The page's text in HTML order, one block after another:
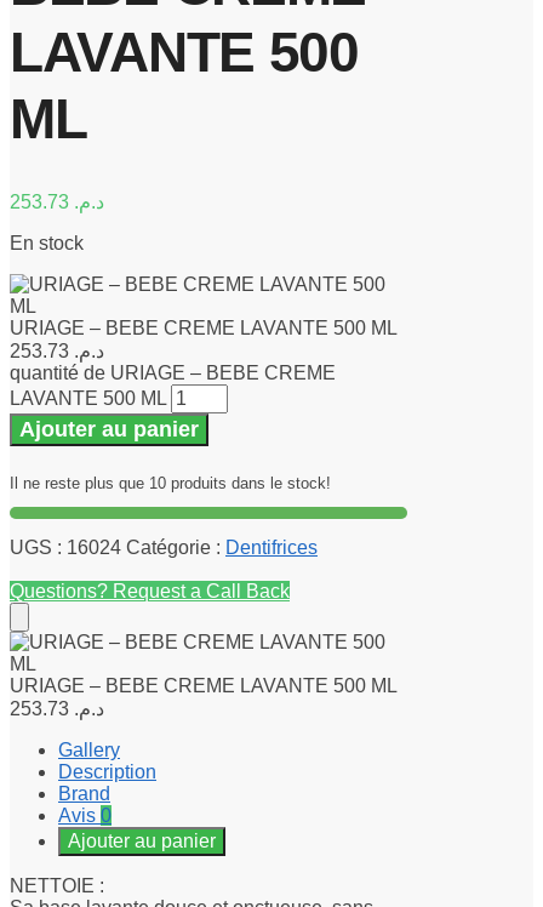
LAVANTE 500
ML
د.م.
En stock
URIAGE – BEBE CREME LAVANTE 500 ML
د.م.
quantité de URIAGE – BEBE CREME
LAVANTE 500 ML
Ajouter au panier
Il ne reste plus que 10 produits dans le stock!
UGS : 16024 Catégorie : Dentifrices
Questions? Request a Call Back
URIAGE – BEBE CREME LAVANTE 500 ML
د.م.
Gallery
Description
Brand
Avis 0
Ajouter au panier
NETTOIE :